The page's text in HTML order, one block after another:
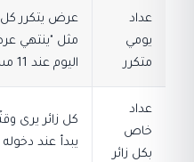
عداد
يومي
متكرر
عرض يتكرر كل
مثل "ينتهي
اليوم عند 11 مساءً"
عداد
خاص
بكل زائر
كل زائر يرى
يبدأ عند دخوله